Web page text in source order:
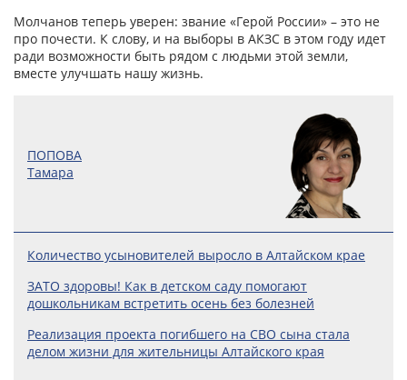
Молчанов теперь уверен: звание «Герой России» – это не
про почести. К слову, и на выборы в АКЗС в этом году идет
ради возможности быть рядом с людьми этой земли,
вместе улучшать нашу жизнь.
ПОПОВА
Тамара
Количество усыновителей выросло в Алтайском крае
ЗАТО здоровы! Как в детском саду помогают
дошкольникам встретить осень без болезней
Реализация проекта погибшего на СВО сына стала
делом жизни для жительницы Алтайского края